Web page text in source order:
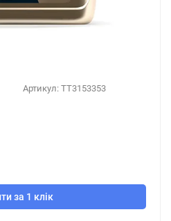
Артикул: ТТ3153353
за 1 клік